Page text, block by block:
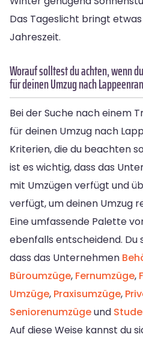
Das Tageslicht bringt
Jahreszeit.
Worauf solltest du achten, wenn
für deinen Umzug nach
Bei der Suche nach einem
für deinen Umzug nach
Kriterien, die du beachten
ist es wichtig, dass das
mit Umzügen verfügt und
verfügt, um deinen Umzug
Eine umfassende Palette
ebenfalls entscheidend.
dass das Unternehmen
Büroumzüge, Fernumzüge,
Umzüge, Praxisumzüge,
Seniorenumzügeund
Auf diese Weise kannst du